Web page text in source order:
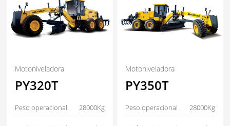
Motoniveladora
PY320T
Peso operacional 28000Kg
Motoniveladora
PY350T
Peso operacional 28000Kg